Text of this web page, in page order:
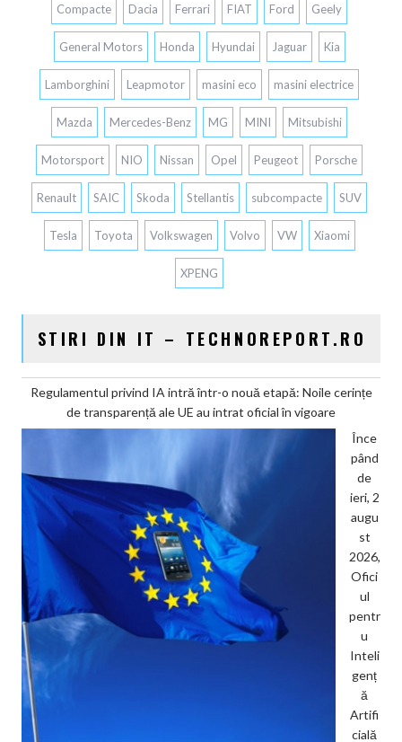
Compacte Dacia Ferrari FIAT Ford Geely
General Motors Honda Hyundai Jaguar Kia
Lamborghini Leapmotor masini eco masini electrice
Mazda Mercedes-Benz MG MINI Mitsubishi
Motorsport NIO Nissan Opel Peugeot Porsche
Renault SAIC Skoda Stellantis subcompacte SUV
Tesla Toyota Volkswagen Volvo VW Xiaomi
XPENG
STIRI DIN IT – TECHNOREPORT.RO
Regulamentul privind IA intră într-o nouă etapă: Noile cerințe
de transparență ale UE au intrat oficial în vigoare
Înce
pând
de
ieri, 2
augu
st
2026,
Ofici
ul
pentr
u
Inteli
genț
ă
Artifi
cială